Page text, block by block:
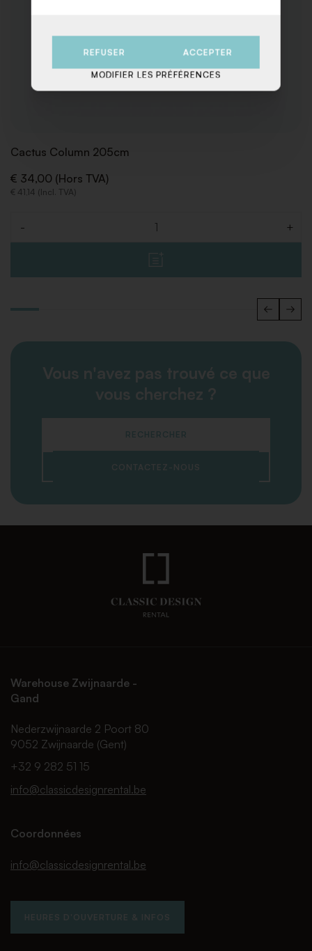
Cactus Column 205cm
€ 34,00 (Hors TVA)
€ 41,14 (Incl. TVA)
- +
Vous n'avez pas trouvé ce que
vous cherchez ?
RECHERCHER
CONTACTEZ-NOUS
Warehouse Zwijnaarde -
Gand
Nederzwijnaarde 2 Poort 80
9052 Zwijnaarde (Gent)
+32 9 282 51 15
info@classicdesignrental.be
Coordonnées
info@classicdesignrental.be
HEURES D'OUVERTURE & INFOS
REFUSER ACCEPTER
MODIFIER LES PRÉFÉRENCES